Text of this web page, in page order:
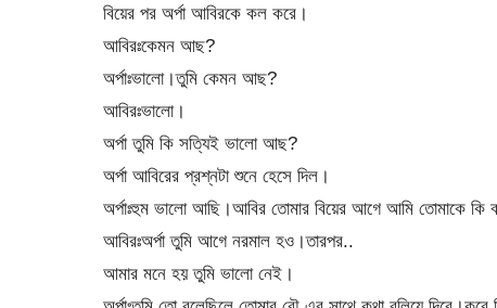
বিয়ের পর অর্পা আবিরকে কল করে।
আবিরঃকেমন আছ?
অর্পাঃভালো।তুমি কেমন আছ?
আবিরঃভালো।
অর্পা তুমি কি সত্যিই ভালো আছ?
অর্পা আবিরের প্রশ্নটা শুনে হেসে দিল।
অর্পাঃহুম ভালো আছি।আবির তোমার বিয়ের আগে আমি তোমাকে
আবিরঃঅর্পা তুমি আগে নরমাল হও।তারপর..
আমার মনে হয় তুমি ভালো নেই।